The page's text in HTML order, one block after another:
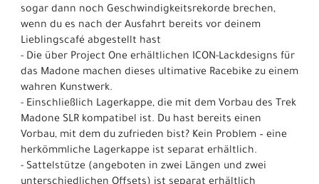
sogar dann noch Geschwindigkeitsrekorde brechen,
wenn du es nach der Ausfahrt bereits vor deinem
Lieblingscafé abgestellt hast
- Die über Project One erhältlichen ICON-Lackdesigns für
das Madone machen dieses ultimative Racebike zu einem
wahren Kunstwerk.
- Einschließlich Lagerkappe, die mit dem Vorbau des Trek
Madone SLR kompatibel ist. Du hast bereits einen
Vorbau, mit dem du zufrieden bist? Kein Problem – eine
herkömmliche Lagerkappe ist separat erhältlich.
- Sattelstütze (angeboten in zwei Längen und zwei